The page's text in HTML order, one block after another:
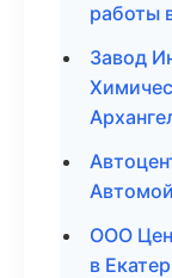
работы
Завод
ООО
в